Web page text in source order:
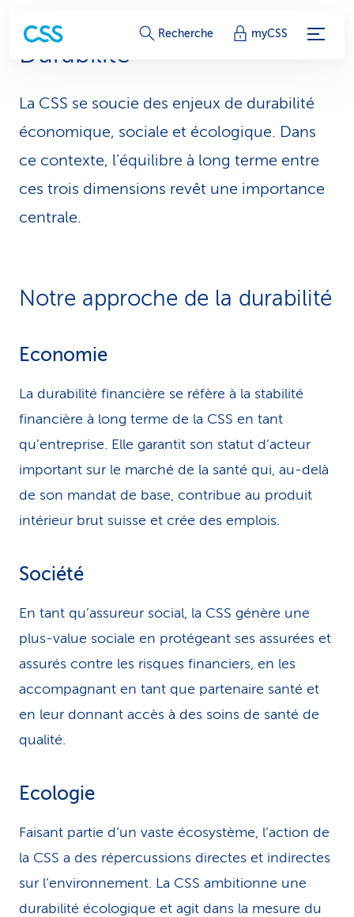
L
e
n
s
d
e
Recherche myCSS
Durabilité
La CSS se soucie des enjeux de durabilité
économique, sociale et écologique. Dans
ce contexte, l’équilibre à long terme entre
ces trois dimensions revêt une importance
centrale.
Notre approche de la durabilité
Economie
La durabilité financière se réfère à la stabilité
financière à long terme de la CSS en tant
qu’entreprise. Elle garantit son statut d’acteur
important sur le marché de la santé qui, au-delà
de son mandat de base, contribue au produit
intérieur brut suisse et crée des emplois.
Société
En tant qu’assureur social, la CSS génère une
plus-value sociale en protégeant ses assurées et
assurés contre les risques financiers, en les
accompagnant en tant que partenaire santé et
en leur donnant accès à des soins de santé de
qualité.
Ecologie
Faisant partie d’un vaste écosystème, l’action de
la CSS a des répercussions directes et indirectes
sur l’environnement. La CSS ambitionne une
durabilité écologique et agit dans la mesure du